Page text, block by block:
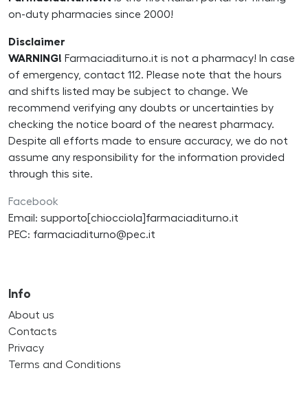
on-duty pharmacies since 2000!
Disclaimer
WARNING! Farmaciaditurno.it is not a pharmacy! In case
of emergency, contact 112. Please note that the hours
and shifts listed may be subject to change. We
recommend verifying any doubts or uncertainties by
checking the notice board of the nearest pharmacy.
Despite all efforts made to ensure accuracy, we do not
assume any responsibility for the information provided
through this site.
Facebook
Email: supporto[chiocciola]farmaciaditurno.it
PEC: farmaciaditurno@pec.it
Info
About us
Contacts
Privacy
Terms and Conditions